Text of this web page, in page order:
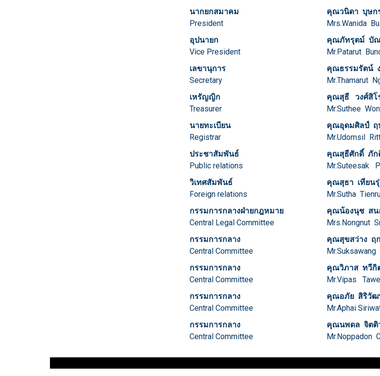
นากยกสมาคม
President
คุณวนิดา บุษก
Mrs.Wanida
อุปนายก
Vice President
คุณภัทรุตม์ บั
Mr.Patarut
เลขานุการ
Secretary
คุณธรรมรัตน์
Mr.Thamarut
เหรัญญิก
Treasurer
คุณสุธี วงศ์สิโ
Mr.Suthee
นายทะเบียน
Registrar
คุณอุดมศิลป์ ฤ
Mr.Udomsil
ประชาสัมพันธ์
Public relations
คุณสุธีศักดิ์ ภัก
Mr.Suteesak
วิเทศสัมพันธ์
Foreign relations
คุณสุธา เทียนรุ่
Mr.Sutha
กรรมการกลางฝ่ายกฎหมาย
Central Legal Committee
คุณน้องนุช สน
Mrs.Nongnut
กรรมการกลาง
Central Committee
คุณสุขสว่าง ฤ
Mr.Suksawang
กรรมการกลาง
Central Committee
คุณวิภาส ทวีกิ
Mr.Vipas
กรรมการกลาง
Central Committee
คุณอภัย สิริวัฒ
Mr.Aphai
กรรมการกลาง
Central Committee
คุณนพดล จิตติ
Mr.Noppadon